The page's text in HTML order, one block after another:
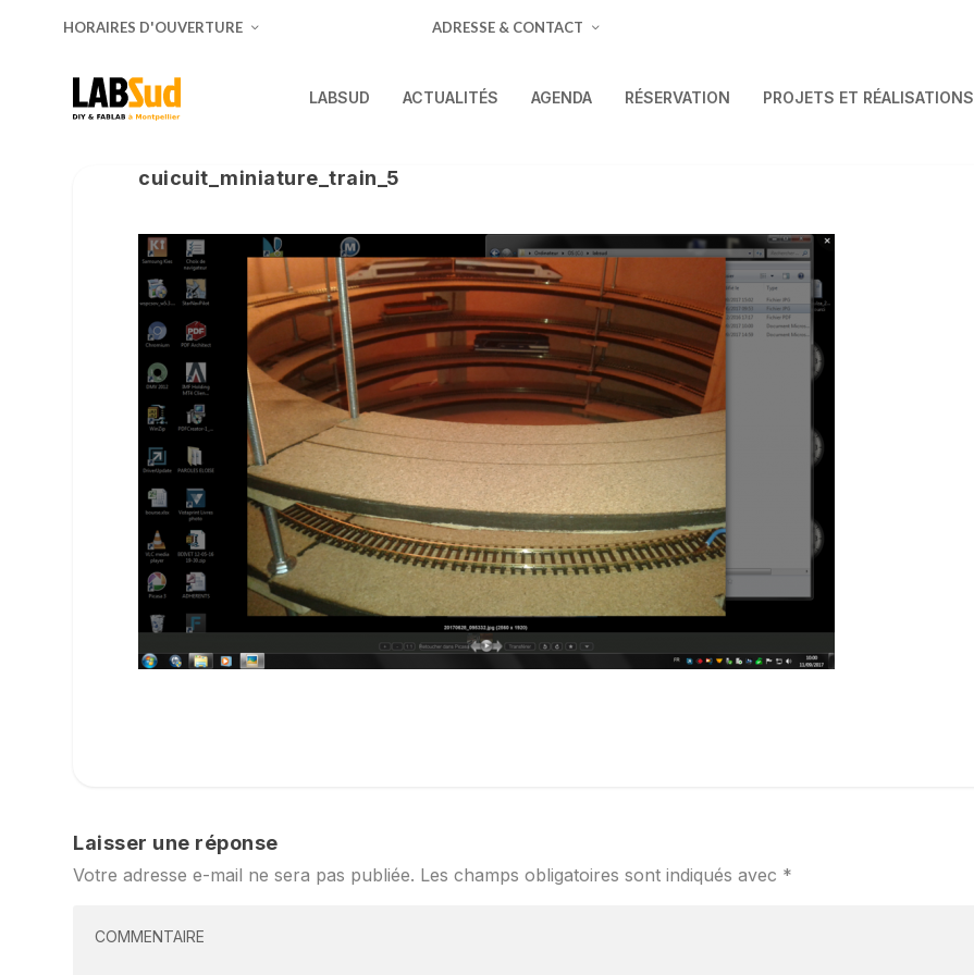
HORAIRES D'OUVERTURE ADRESSE & CONTACT
LABSUD ACTUALITÉS AGENDA RÉSERVATION PROJETS ET RÉALISATIONS
cuicuit_miniature_train_5
Laisser une réponse
Votre adresse e-mail ne sera pas publiée. Les champs obligatoires sont indiqués avec *